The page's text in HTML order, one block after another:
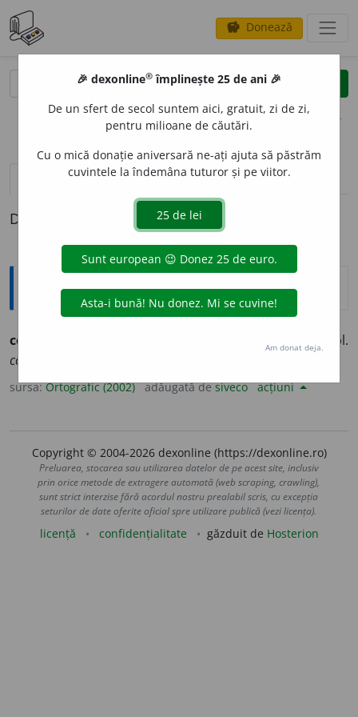
savings Donează
clear
opțiuni
definiții (1) pronunțievolume_up (1)
Definiția cu ID-ul 234222:
Ortografice DOOM
comprim
3 sg. și pl.
compr
sursa:Ortografic (2002) adăugată desiveco acțiuni
Copyright © 2004-2026 dexonline (https://dexonline.ro)
Preluarea, stocarea sau utilizarea datelor de pe acest site, inclusiv
prin orice metode de extragere automată (web scraping, crawling),
sunt strict interzise fără acordul nostru prealabil scris, cu excepția
seturilor de date oferite oficial spre utilizare publică (vezi licența).
licență confidențialitate găzduit de Hosterion
🎉 dexonline® împlinește 25 de ani 🎉
De un sfert de secol suntem aici, gratuit, zi de zi,
pentru milioane de căutări.
Cu o mică donație aniversară ne-ați ajuta să păstrăm
cuvintele la îndemâna tuturor și pe viitor.
Am donat deja.